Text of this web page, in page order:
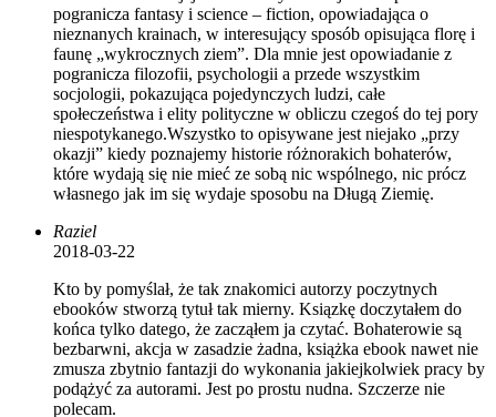
pogranicza fantasy i science – fiction, opowiadająca o
nieznanych krainach, w interesujący sposób opisująca florę i
faunę „wykrocznych ziem”. Dla mnie jest opowiadanie z
pogranicza filozofii, psychologii a przede wszystkim
socjologii, pokazująca pojedynczych ludzi, całe
społeczeństwa i elity polityczne w obliczu czegoś do tej pory
niespotykanego.Wszystko to opisywane jest niejako „przy
okazji” kiedy poznajemy historie różnorakich bohaterów,
które wydają się nie mieć ze sobą nic wspólnego, nic prócz
własnego jak im się wydaje sposobu na Długą Ziemię.
Raziel
2018-03-22
Kto by pomyślał, że tak znakomici autorzy poczytnych
ebooków stworzą tytuł tak mierny. Ksiązkę doczytałem do
końca tylko datego, że zacząłem ja czytać. Bohaterowie są
bezbarwni, akcja w zasadzie żadna, książka ebook nawet nie
zmusza zbytnio fantazji do wykonania jakiejkolwiek pracy by
podążyć za autorami. Jest po prostu nudna. Szczerze nie
polecam.